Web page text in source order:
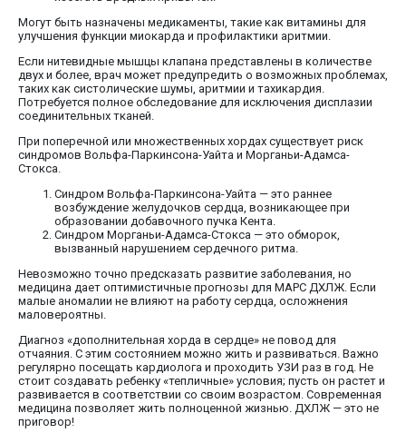
Могут быть назначены медикаменты, такие как витамины для
улучшения функции миокарда и профилактики аритмии.
Если нитевидные мышцы клапана представлены в количестве
двух и более, врач может предупредить о возможных проблемах,
таких как систолические шумы, аритмии и тахикардия.
Потребуется полное обследование для исключения дисплазии
соединительных тканей.
При поперечной или множественных хордах существует риск
синдромов Вольфа-Паркинсона-Уайта и Морганьи-Адамса-
Стокса.
Синдром Вольфа-Паркинсона-Уайта — это раннее
возбуждение желудочков сердца, возникающее при
образовании добавочного пучка Кента.
Синдром Морганьи-Адамса-Стокса — это обморок,
вызванный нарушением сердечного ритма.
Невозможно точно предсказать развитие заболевания, но
медицина дает оптимистичные прогнозы для МАРС ДХЛЖ. Если
малые аномалии не влияют на работу сердца, осложнения
маловероятны.
Диагноз «дополнительная хорда в сердце» не повод для
отчаяния. С этим состоянием можно жить и развиваться. Важно
регулярно посещать кардиолога и проходить УЗИ раз в год. Не
стоит создавать ребенку «тепличные» условия; пусть он растет и
развивается в соответствии со своим возрастом. Современная
медицина позволяет жить полноценной жизнью. ДХЛЖ — это не
приговор!